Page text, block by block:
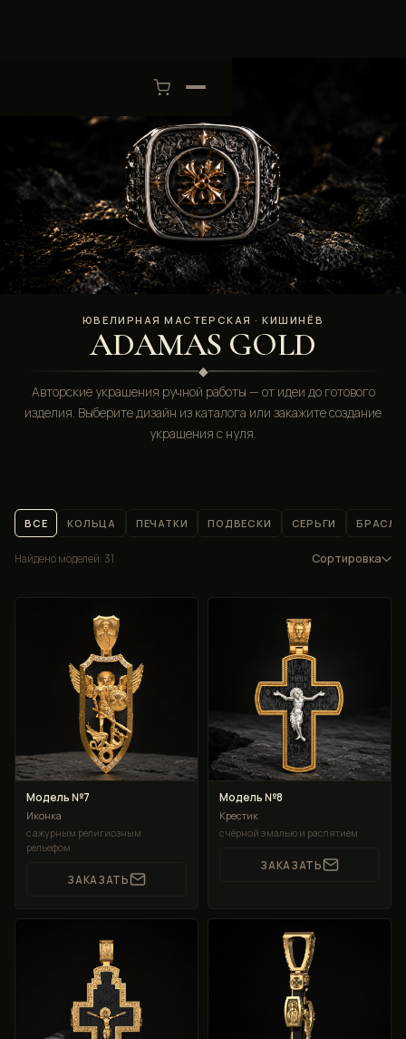
ЮВЕЛИРНАЯ МАСТЕРСКАЯ · КИШИНЁВ
ADAMAS GOLD
◆
Авторские украшения ручной работы — от идеи до готового
изделия. Выберите дизайн из каталога или закажите создание
украшения с нуля.
ВСЕ КОЛЬЦА ПЕЧАТКИ ПОДВЕСКИ СЕРЬГИ
Найдено моделей: 31 Сортировка
Модель №7
Иконка
с ажурным религиозным
рельефом
ЗАКАЗАТЬ
Модель №8
Крестик
с чёрной эмалью и распятием
ЗАКАЗАТЬ